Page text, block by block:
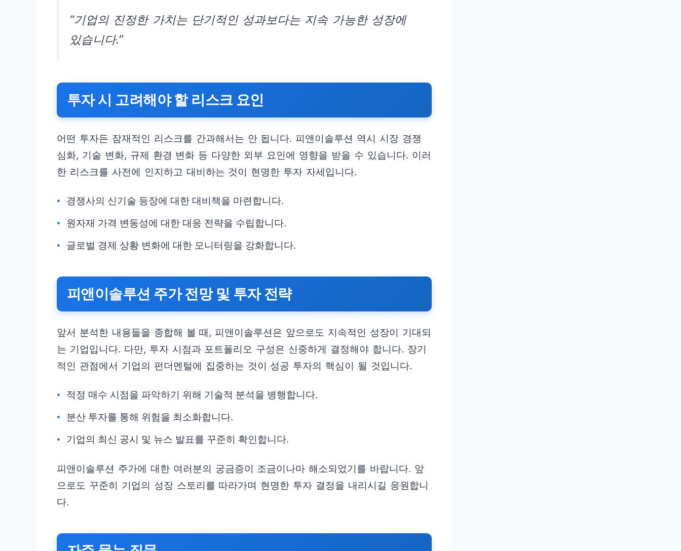
“기업의 진정한 가치는 단기적인 성과보다는 지속 가능한 성장에
있습니다.”
투자 시 고려해야 할 리스크 요인
어떤 투자든 잠재적인 리스크를 간과해서는 안 됩니다. 피앤이솔루션 역시 시장 경쟁
심화, 기술 변화, 규제 환경 변화 등 다양한 외부 요인에 영향을 받을 수 있습니다. 이러
한 리스크를 사전에 인지하고 대비하는 것이 현명한 투자 자세입니다.
경쟁사의 신기술 등장에 대한 대비책을 마련합니다.
원자재 가격 변동성에 대한 대응 전략을 수립합니다.
글로벌 경제 상황 변화에 대한 모니터링을 강화합니다.
피앤이솔루션 주가 전망 및 투자 전략
앞서 분석한 내용들을 종합해 볼 때, 피앤이솔루션은 앞으로도 지속적인 성장이 기대되
는 기업입니다. 다만, 투자 시점과 포트폴리오 구성은 신중하게 결정해야 합니다. 장기
적인 관점에서 기업의 펀더멘털에 집중하는 것이 성공 투자의 핵심이 될 것입니다.
적정 매수 시점을 파악하기 위해 기술적 분석을 병행합니다.
분산 투자를 통해 위험을 최소화합니다.
기업의 최신 공시 및 뉴스 발표를 꾸준히 확인합니다.
피앤이솔루션 주가에 대한 여러분의 궁금증이 조금이나마 해소되었기를 바랍니다. 앞
으로도 꾸준히 기업의 성장 스토리를 따라가며 현명한 투자 결정을 내리시길 응원합니
다.